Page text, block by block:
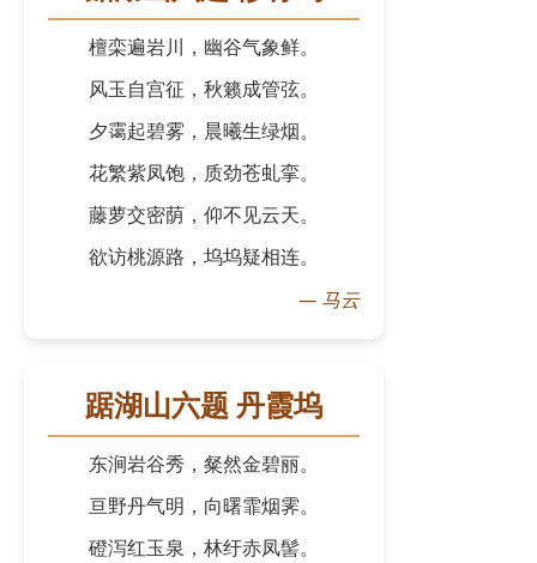
檀栾遍岩川，幽谷气象鲜。
风玉自宫征，秋籁成管弦。
夕霭起碧雾，晨曦生绿烟。
花繁紫凤饱，质劲苍虬挛。
藤萝交密荫，仰不见云天。
欲访桃源路，坞坞疑相连。
— 马云
踞湖山六题 丹霞坞
东涧岩谷秀，粲然金碧丽。
亘野丹气明，向曙霏烟霁。
磴泻红玉泉，林纡赤凤髻。